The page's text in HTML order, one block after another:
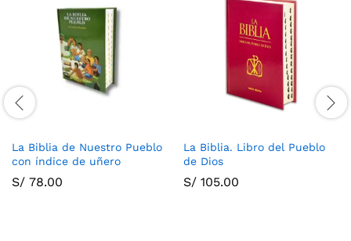
La Biblia de Nuestro Pueblo
con índice de uñero
S/ 78.00
La Biblia. Libro del Pueblo
de Dios
S/ 105.00